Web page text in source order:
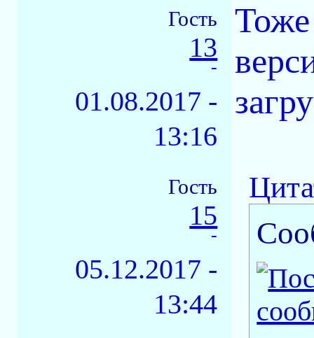
Гость
13
-
01.08.2017 -
13:16
Гость
15
-
05.12.2017 -
13:44